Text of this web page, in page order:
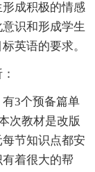
成积极的情感
识和形成学生
英语的要求。
3个预备篇单
次教材是改版
节知识点都安
着很大的帮